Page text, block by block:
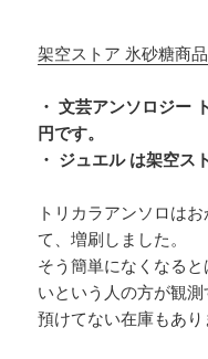
架空ストア 氷砂糖商
・ 文芸アンソロジー
円です。
・ ジュエル は架空ス
トリカラアンソロは
て、増刷しました。
そう簡単になくなる
いという人の方が観
預けてない在庫もあり